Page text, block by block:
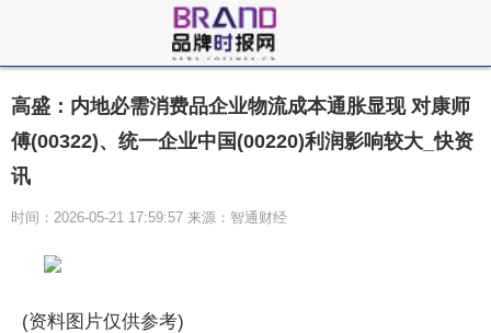
高盛：内地必需消费品企业物流成本通胀显现 对康师
傅(00322)、统一企业中国(00220)利润影响较大_快资
讯
时间：2026-05-21 17:59:57 来源：智通财经
(资料图片仅供参考)